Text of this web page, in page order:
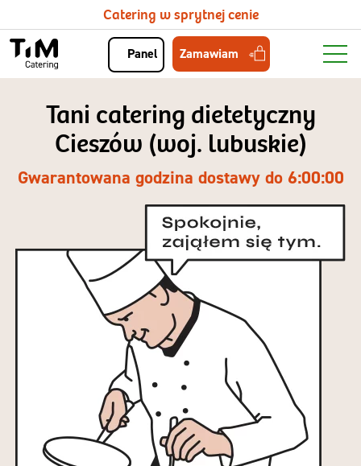
Catering w sprytnej cenie
Panel Zamawiam
Tani catering dietetyczny
Cieszów (woj. lubuskie)
Gwarantowana godzina dostawy do 6:00:00